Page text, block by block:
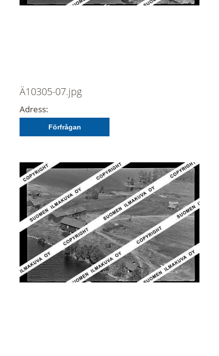
Ä10305-07.jpg
Adress:
Förfrågan